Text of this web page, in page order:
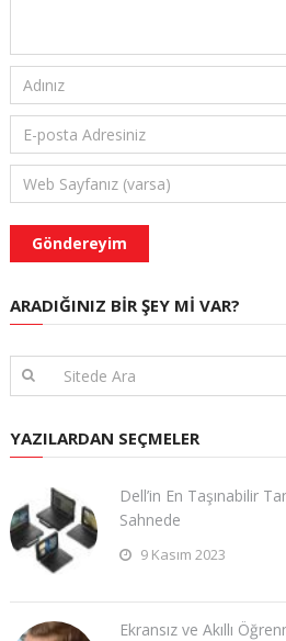
ARADIĞINIZ BIR ŞEY MI VAR?
YAZILARDAN SEÇMELER
Dell’in En Taşınabilir
Sahnede
9 Kasım 2023
Ekransız ve Akıllı